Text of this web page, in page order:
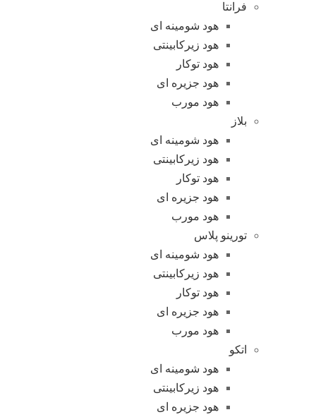
فرانتا
هود شومینه ای
هود زیرکابینتی
هود توکار
هود جزیره ای
هود مورب
بلاز
هود شومینه ای
هود زیرکابینتی
هود توکار
هود جزیره ای
هود مورب
تورینو پلاس
هود شومینه ای
هود زیرکابینتی
هود توکار
هود جزیره ای
هود مورب
اتکو
هود شومینه ای
هود زیرکابینتی
هود جزیره ای